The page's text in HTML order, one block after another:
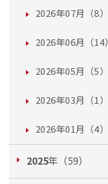
2026年07月（8）
2026年06月（14）
2026年05月（5）
2026年03月（1）
2026年01月（4）
2025年（59）